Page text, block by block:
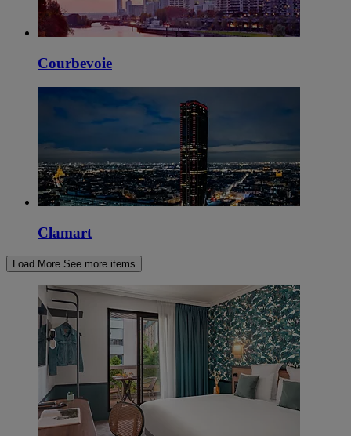
Courbevoie
Clamart
Load More See more items